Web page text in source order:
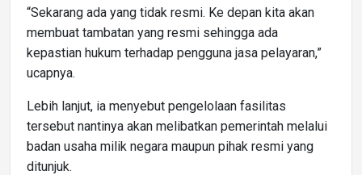
“Sekarang ada yang tidak resmi. Ke depan kita akan
membuat tambatan yang resmi sehingga ada
kepastian hukum terhadap pengguna jasa pelayaran,”
ucapnya.
Lebih lanjut, ia menyebut pengelolaan fasilitas
tersebut nantinya akan melibatkan pemerintah melalui
badan usaha milik negara maupun pihak resmi yang
ditunjuk.